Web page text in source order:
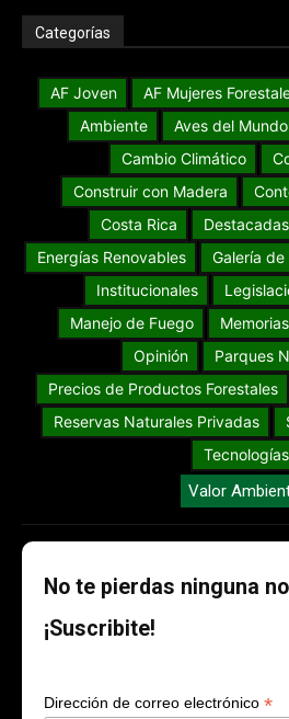
Categorías
AF Joven AF Mujeres
Ambiente
Aves del Mundo
Cambio Climático
Construir con Madera
Costa Rica
Destacadas
Energías Renovables
Galería
Institucionales
Manejo de Fuego
Opinión
Parques
Precios de Productos Forestales
Reservas Naturales Privadas
Tecnologías
Valor
No te pierdas ninguna
¡Suscribite!
Dirección de correo electrónico *